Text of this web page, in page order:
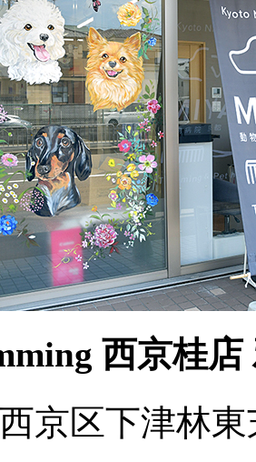
西京桂店
京区下津林